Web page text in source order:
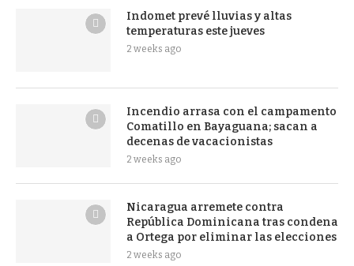
Indomet prevé lluvias y altas
temperaturas este jueves
2 weeks ago
Incendio arrasa con el campamento
Comatillo en Bayaguana; sacan a
decenas de vacacionistas
2 weeks ago
Nicaragua arremete contra
República Dominicana tras condena
a Ortega por eliminar las elecciones
2 weeks ago